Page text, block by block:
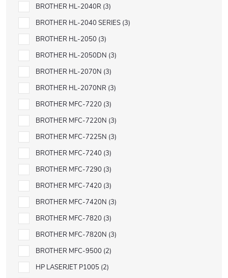
BROTHER HL-2040R 3
BROTHER HL-2040 SERIES 3
BROTHER HL-2050 3
BROTHER HL-2050DN 3
BROTHER HL-2070N 3
BROTHER HL-2070NR 3
BROTHER MFC-7220 3
BROTHER MFC-7220N 3
BROTHER MFC-7225N 3
BROTHER MFC-7240 3
BROTHER MFC-7290 3
BROTHER MFC-7420 3
BROTHER MFC-7420N 3
BROTHER MFC-7820 3
BROTHER MFC-7820N 3
BROTHER MFC-9500 2
HP LASERJET P1005 2